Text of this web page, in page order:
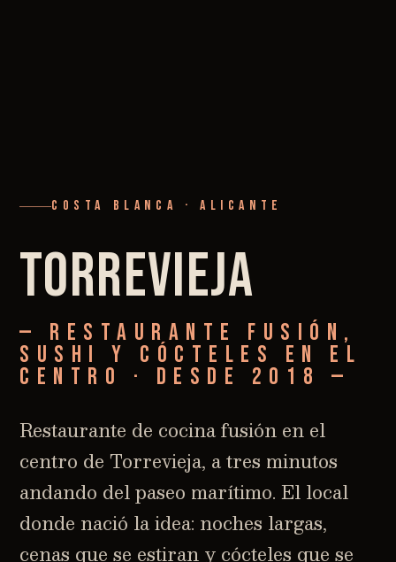
COSTA BLANCA · ALICANTE
TORREVIEJA
— Restaurante fusión,
sushi y cócteles en el
centro · Desde 2018 —
Restaurante de cocina fusión en el
centro de Torrevieja, a tres minutos
andando del paseo marítimo. El local
donde nació la idea: noches largas,
cenas que se estiran y cócteles que se